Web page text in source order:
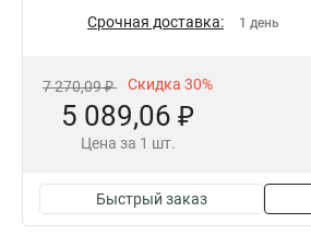
Срочная доставка: 1 день
7 270,09 ₽ Скидка 30%
5 089,06 ₽
Цена за 1 шт.
Быстрый заказ